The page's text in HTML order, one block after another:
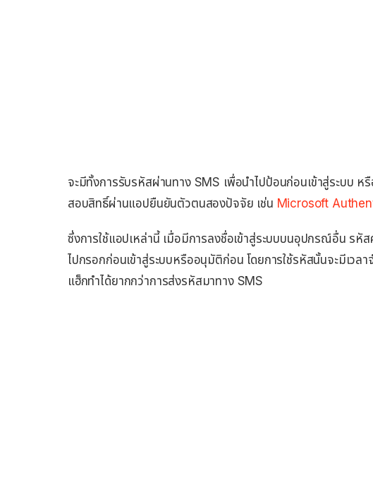
จะมีทั้งการรับรหัสผ่านทาง SMS เพื่อนำไปป้อนก่อนเข้าสู่ระบบ ห
สอบสิทธิ์ผ่านแอปยืนยันตัวตนสองปัจจัย เช่น ‎ Microsoft
ซึ่งการใช้แอปเหล่านี้ เมื่อมีการลงชื่อเข้าสู่ระบบบนอุปกรณ์อื่น รหั
ไปกรอกก่อนเข้าสู่ระบบหรืออนุมัติก่อน โดยการใช้รหัสนั้นจะมีเวล
แฮ็กทำได้ยากกว่าการส่งรหัสมาทาง SMS